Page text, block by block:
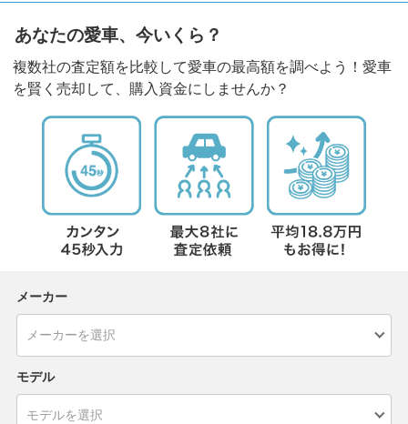
あなたの愛車、今いくら？
複数社の査定額を比較して愛車の最高額を調べよう！愛車
を賢く売却して、購入資金にしませんか？
メーカー
モデル